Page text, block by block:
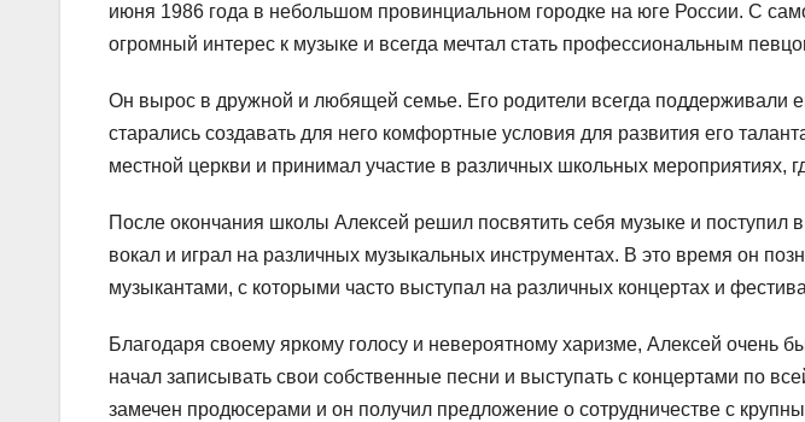
июня 1986 года в небольшом провинциальном городке на юге России. С
огромный интерес к музыке и всегда мечтал стать профессиональным
Он вырос в дружной и любящей семье. Его родители всегда поддерживали
старались создавать для него комфортные условия для развития его
местной церкви и принимал участие в различных школьных мероприятиях,
После окончания школы Алексей решил посвятить себя музыке и поступил
вокал и играл на различных музыкальных инструментах. В это время он
музыкантами, с которыми часто выступал на различных концертах и
Благодаря своему яркому голосу и невероятному харизме, Алексей очень
начал записывать свои собственные песни и выступать с концертами по
замечен продюсерами и он получил предложение о сотрудничестве с